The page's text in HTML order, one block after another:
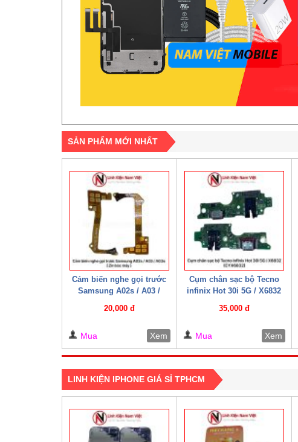
SẢN PHẨM MỚI NHẤT
Cảm biến nghe gọi trước
Samsung A02s / A03 /
20,000 đ
Mua Xem
Cụm chân sạc bộ Tecno
infinix Hot 30i 5G / X6832
35,000 đ
Mua Xem
LINH KIỆN IPHONE GIÁ SỈ TPHCM